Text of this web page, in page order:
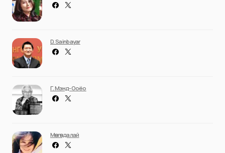
D. Sainbayar
Г. Мэнд-Ооёо
Мөнгөндалай